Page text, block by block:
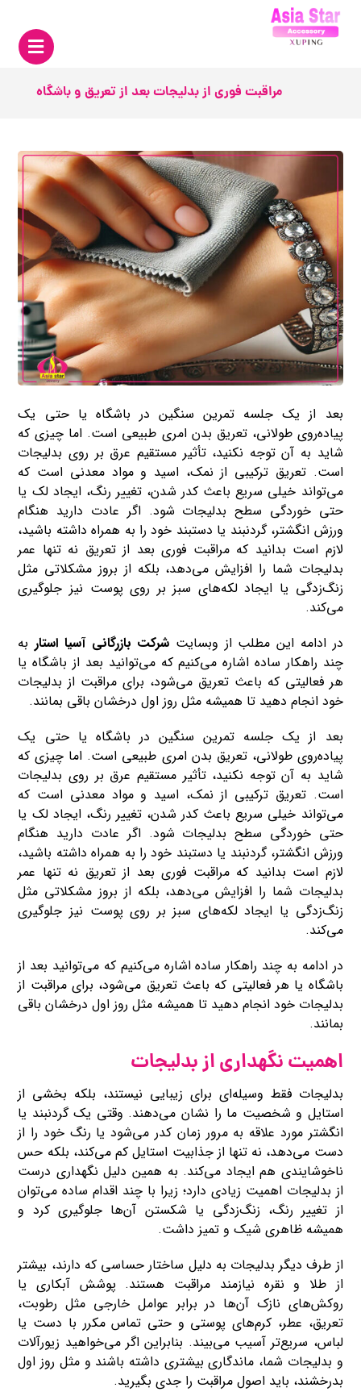
مراقبت فوری از بدلیجات بعد از تعریق و باشگاه
بعد از یک جلسه تمرین سنگین در باشگاه یا حتی یک
پیاده‌روی طولانی، تعریق بدن امری طبیعی است. اما چیزی که
شاید به آن توجه نکنید، تأثیر مستقیم عرق بر روی بدلیجات
است. تعریق ترکیبی از نمک، اسید و مواد معدنی است که
می‌تواند خیلی سریع باعث کدر شدن، تغییر رنگ، ایجاد لک یا
حتی خوردگی سطح بدلیجات شود. اگر عادت دارید هنگام
ورزش انگشتر، گردنبند یا دستبند خود را به همراه داشته باشید،
لازم است بدانید که مراقبت فوری بعد از تعریق نه ‌تنها عمر
بدلیجات شما را افزایش می‌دهد، بلکه از بروز مشکلاتی مثل
زنگ‌زدگی یا ایجاد لکه‌های سبز بر روی پوست نیز جلوگیری
می‌کند.
در ادامه این مطلب از وبسایت شرکت بازرگانی آسیا استار به
چند راهکار ساده اشاره می‌کنیم که می‌توانید بعد از باشگاه یا
هر فعالیتی که باعث تعریق می‌شود، برای مراقبت از بدلیجات
خود انجام دهید تا همیشه مثل روز اول درخشان باقی بمانند.
بعد از یک جلسه تمرین سنگین در باشگاه یا حتی یک
پیاده‌روی طولانی، تعریق بدن امری طبیعی است. اما چیزی که
شاید به آن توجه نکنید، تأثیر مستقیم عرق بر روی بدلیجات
است. تعریق ترکیبی از نمک، اسید و مواد معدنی است که
می‌تواند خیلی سریع باعث کدر شدن، تغییر رنگ، ایجاد لک یا
حتی خوردگی سطح بدلیجات شود. اگر عادت دارید هنگام
ورزش انگشتر، گردنبند یا دستبند خود را به همراه داشته باشید،
لازم است بدانید که مراقبت فوری بعد از تعریق نه ‌تنها عمر
بدلیجات شما را افزایش می‌دهد، بلکه از بروز مشکلاتی مثل
زنگ‌زدگی یا ایجاد لکه‌های سبز بر روی پوست نیز جلوگیری
می‌کند.
در ادامه به چند راهکار ساده اشاره می‌کنیم که می‌توانید بعد از
باشگاه یا هر فعالیتی که باعث تعریق می‌شود، برای مراقبت از
بدلیجات خود انجام دهید تا همیشه مثل روز اول درخشان باقی
بمانند.
اهمیت نگهداری از بدلیجات
بدلیجات فقط وسیله‌ای برای زیبایی نیستند، بلکه بخشی از
استایل و شخصیت ما را نشان می‌دهند. وقتی یک گردنبند یا
انگشتر مورد علاقه به مرور زمان کدر می‌شود یا رنگ خود را از
دست می‌دهد، نه ‌تنها از جذابیت استایل کم می‌کند، بلکه حس
ناخوشایندی هم ایجاد می‌کند. به همین دلیل نگهداری درست
از بدلیجات اهمیت زیادی دارد؛ زیرا با چند اقدام ساده می‌توان
از تغییر رنگ، زنگ‌زدگی یا شکستن آن‌ها جلوگیری کرد و
همیشه ظاهری شیک و تمیز داشت.
از طرف دیگر بدلیجات به دلیل ساختار حساسی که دارند، بیشتر
از طلا و نقره نیازمند مراقبت هستند. پوشش آبکاری یا
روکش‌های نازک آن‌ها در برابر عوامل خارجی مثل رطوبت،
تعریق، عطر، کرم‌های پوستی و حتی تماس مکرر با دست یا
لباس، سریع‌تر آسیب می‌بیند. بنابراین اگر می‌خواهید زیورآلات
و بدلیجات شما، ماندگاری بیشتری داشته باشند و مثل روز اول
بدرخشند، باید اصول مراقبت را جدی بگیرید.